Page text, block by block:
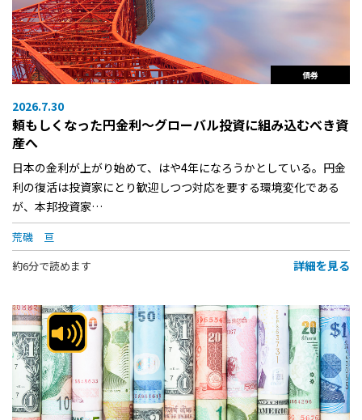
債券
2026.7.30
頼もしくなった円金利〜グローバル投資に組み込むべき資
産へ
日本の金利が上がり始めて、はや4年になろうかとしている。円金
利の復活は投資家にとり歓迎しつつ対応を要する環境変化である
が、本邦投資家…
荒磯 亘
約6分で読めます
詳細を見る